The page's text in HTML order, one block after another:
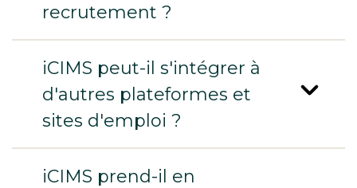
recrutement ?
iCIMS peut-il s'intégrer à
d'autres plateformes et
sites d'emploi ?
iCIMS prend-il en